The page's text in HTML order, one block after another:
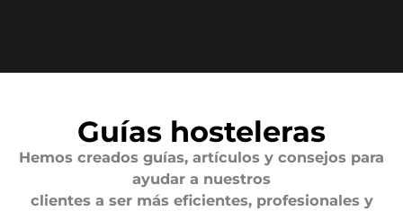
Guías hosteleras
Hemos creados guías, artículos y consejos para
ayudar a nuestros
clientes a ser más eficientes, profesionales y